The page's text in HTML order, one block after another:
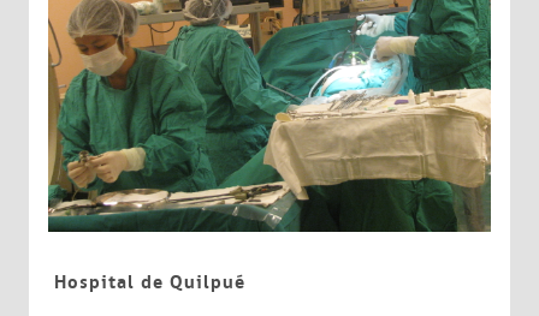
Hospital de Quilpué